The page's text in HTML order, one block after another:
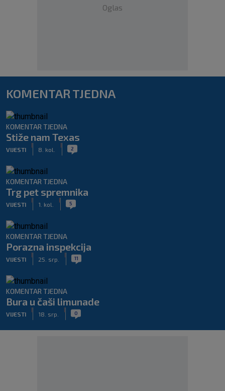
Oglas
KOMENTAR TJEDNA
KOMENTAR TJEDNA
Stiže nam Texas
VIJESTI 8. kol. 2
KOMENTAR TJEDNA
Trg pet spremnika
VIJESTI 1. kol. 5
KOMENTAR TJEDNA
Porazna inspekcija
VIJESTI 25. srp. 11
KOMENTAR TJEDNA
Bura u čaši limunade
VIJESTI 18. srp. 0